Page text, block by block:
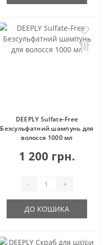
DEEPLY Sulfate-Free
Безсульфатний шампунь для
волосся 1000 мл
1 200 грн.
- +
ДО КОШИКА